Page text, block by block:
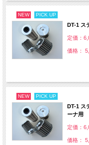
NEW PICK UP
DT-1 ス
定価：
価格：
NEW PICK UP
DT-1 ス
ーナ用
定価：
価格：